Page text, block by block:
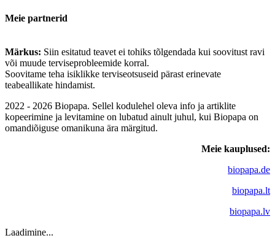
Meie partnerid
Märkus: Siin esitatud teavet ei tohiks tõlgendada kui soovitust ravi
või muude terviseprobleemide korral.
Soovitame teha isiklikke terviseotsuseid pärast erinevate
teabeallikate hindamist.
2022 - 2026 Biopapa. Sellel kodulehel oleva info ja artiklite
kopeerimine ja levitamine on lubatud ainult juhul, kui Biopapa on
omandiõiguse omanikuna ära märgitud.
Meie kauplused:
biopapa.de
biopapa.lt
biopapa.lv
Laadimine...